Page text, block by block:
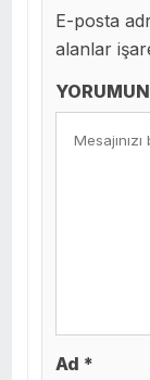
E-posta
alanlar
Ad *